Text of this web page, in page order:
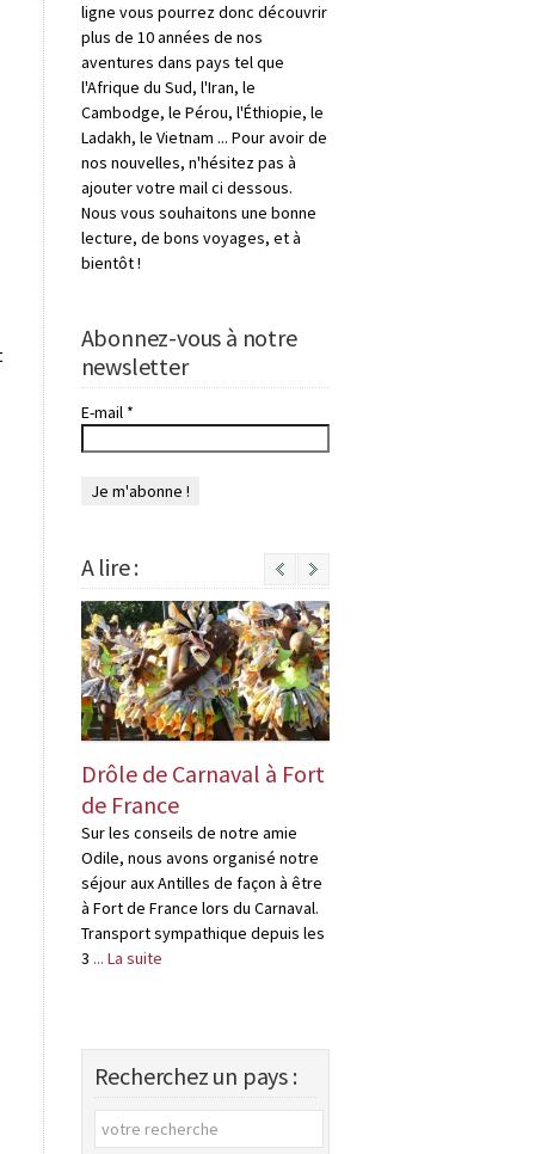
ligne vous pourrez donc découvrir
plus de 10 années de nos
aventures dans pays tel que
l'Afrique du Sud, l'Iran, le
Cambodge, le Pérou, l'Éthiopie, le
Ladakh, le Vietnam ... Pour avoir de
nos nouvelles, n'hésitez pas à
ajouter votre mail ci dessous.
Nous vous souhaitons une bonne
lecture, de bons voyages, et à
bientôt !
Abonnez-vous à notre
newsletter
E-mail *
A lire :
Drôle de Carnaval à Fort
de France
Sur les conseils de notre amie
Odile, nous avons organisé notre
séjour aux Antilles de façon à être
à Fort de France lors du Carnaval.
Transport sympathique depuis les
3 ... La suite
Next
Recherchez un pays :